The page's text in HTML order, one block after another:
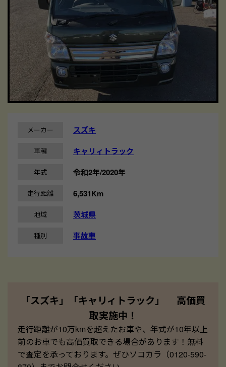
メーカー スズキ
車種 キャリィトラック
年式 令和2年/2020年
走行距離 6,531Km
地域 茨城県
種別 事故車
「スズキ」「キャリィトラック」 高価買
取実施中！
走行距離が10万kmを超えたお車や、年式が10年以上
前のお車でも高価買取できる場合があります！無料
で査定を承っております。ぜひソコカラ（0120-590-